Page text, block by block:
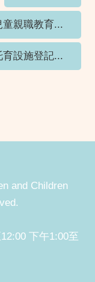
童親職教育...
設施登記...
and Children
下午1:00至